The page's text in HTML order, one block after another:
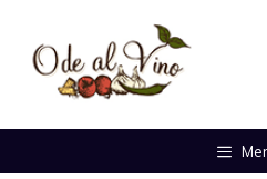
contenuto